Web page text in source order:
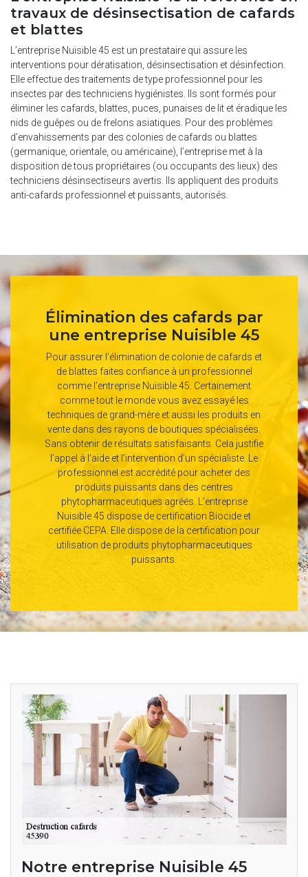
travaux de désinsectisation de cafards
et blattes
L’entreprise Nuisible 45 est un prestataire qui assure les
interventions pour dératisation, désinsectisation et désinfection.
Elle effectue des traitements de type professionnel pour les
insectes par des techniciens hygiénistes. Ils sont formés pour
éliminer les cafards, blattes, puces, punaises de lit et éradique les
nids de guêpes ou de frelons asiatiques. Pour des problèmes
d’envahissements par des colonies de cafards ou blattes
(germanique, orientale, ou américaine), l’entreprise met à la
disposition de tous propriétaires (ou occupants des lieux) des
techniciens désinsectiseurs avertis. Ils appliquent des produits
anti-cafards professionnel et puissants, autorisés.
Élimination des cafards par
une entreprise Nuisible 45
Pour assurer l’élimination de colonie de cafards et
de blattes faites confiance à un professionnel
comme l’entreprise Nuisible 45. Certainement
comme tout le monde vous avez essayé les
techniques de grand-mère et aussi les produits en
vente dans des rayons de boutiques spécialisées.
Sans obtenir de résultats satisfaisants. Cela justifie
l’appel à l’aide et l’intervention d’un spécialiste. Le
professionnel est accrédité pour acheter des
produits puissants dans des centres
phytopharmaceutiques agréés. L’entreprise
Nuisible 45 dispose de certification Biocide et
certifiée CEPA. Elle dispose de la certification pour
utilisation de produits phytopharmaceutiques
puissants.
Notre entreprise Nuisible 45